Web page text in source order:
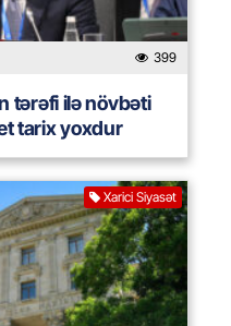
399
tərəfi ilə növbəti
tarix yoxdur
Xarici Siyasət